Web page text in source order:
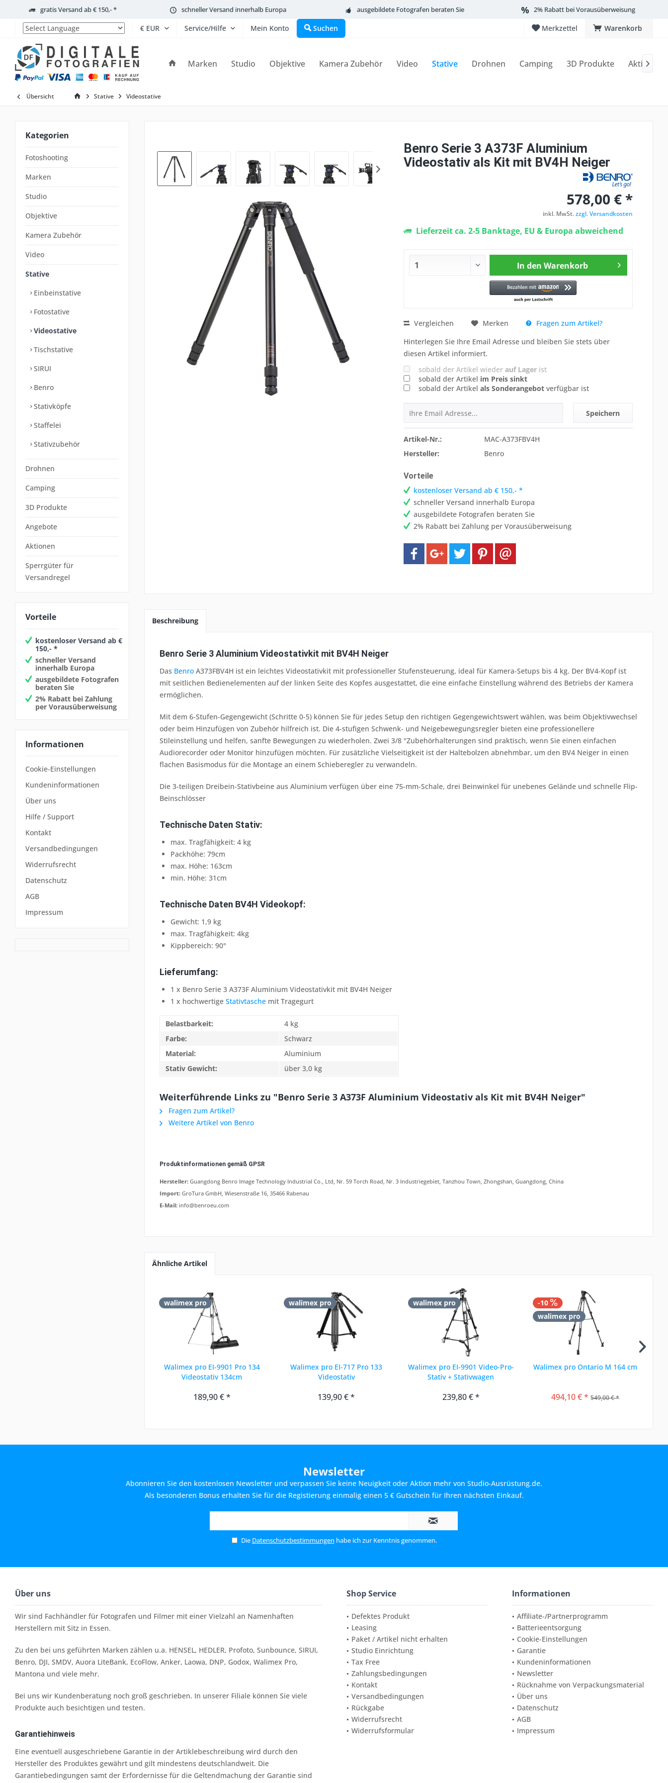
gratis Versand ab € 150,- * schneller Versand innerhalb Europa ausgebildete Fotografen beraten Sie 2% Rabatt bei Vorausüberweisung
Powered by
Warenkorb
Merkzettel
Service/Hilfe Mein Konto Suchen
Marken Studio Objektive Kamera Zubehör Video Stative Drohnen Camping 3D Produkte Aktionen

Übersicht Stative Videostative
Kategorien
Fotoshooting
Marken
Studio
Objektive
Kamera Zubehör
Video
Stative
Einbeinstative
Fotostative
Videostative
Tischstative
SIRUI
Benro
Stativköpfe
Staffelei
Stativzubehör
Drohnen
Camping
3D Produkte
Angebote
Aktionen
Sperrgüter für
Versandregel
Vorteile
kostenloser Versand ab €
150,- *
schneller Versand
innerhalb Europa
ausgebildete Fotografen
beraten Sie
2% Rabatt bei Zahlung
per Vorausüberweisung
Informationen
Cookie-Einstellungen
Kundeninformationen
Über uns
Hilfe / Support
Kontakt
Versandbedingungen
Widerrufsrecht
Datenschutz
AGB
Impressum
Benro Serie 3 A373F Aluminium
Videostativ als Kit mit BV4H Neiger
578,00 € *
inkl. MwSt.zzgl. Versandkosten
Lieferzeit ca. 2-5 Banktage, EU & Europa abweichend
In den Warenkorb
Vergleichen Merken
Fragen zum Artikel?
Hinterlegen Sie Ihre Email Adresse und bleiben Sie stets über
diesen Artikel informiert.
sobald der Artikel wieder auf Lagerist
sobald der Artikel im Preis sinkt
sobald der Artikel als Sonderangebotverfügbar ist
Speichern
Artikel-Nr.:
MAC-A373FBV4H
Hersteller:
Benro
Vorteile
kostenloser Versand ab € 150,- *
schneller Versand innerhalb Europa
ausgebildete Fotografen beraten Sie
2% Rabatt bei Zahlung per Vorausüberweisung
Beschreibung
Benro Serie 3 Aluminium Videostativkit mit BV4H Neiger
Das Benro A373FBV4H ist ein leichtes Videostativkit mit professioneller Stufensteuerung, ideal für Kamera-Setups bis 4 kg. Der BV4-Kopf ist
mit seitlichen Bedienelementen auf der linken Seite des Kopfes ausgestattet, die eine einfache Einstellung während des Betriebs der Kamera
ermöglichen.
Mit dem 6-Stufen-Gegengewicht (Schritte 0-5) können Sie für jedes Setup den richtigen Gegengewichtswert wählen, was beim Objektivwechsel
oder beim Hinzufügen von Zubehör hilfreich ist. Die 4-stufigen Schwenk- und Neigebewegungsregler bieten eine professionellere
Stileinstellung und helfen, sanfte Bewegungen zu wiederholen. Zwei 3/8 "Zubehörhalterungen sind praktisch, wenn Sie einen einfachen
Audiorecorder oder Monitor hinzufügen möchten. Für zusätzliche Vielseitigkeit ist der Haltebolzen abnehmbar, um den BV4 Neiger in einen
flachen Basismodus für die Montage an einem Schieberegler zu verwandeln.
Die 3-teiligen Dreibein-Stativbeine aus Aluminium verfügen über eine 75-mm-Schale, drei Beinwinkel für unebenes Gelände und schnelle Flip-
Beinschlösser
Technische Daten Stativ:
max. Tragfähigkeit: 4 kg
Packhöhe: 79cm
max. Höhe: 163cm
min. Höhe: 31cm
Technische Daten BV4H Videokopf:
Gewicht: 1,9 kg
max. Tragfähigkeit: 4kg
Kippbereich: 90°
Lieferumfang:
1 x Benro Serie 3 A373F Aluminium Videostativkit mit BV4H Neiger
1 x hochwertige Stativtasche mit Tragegurt
Belastbarkeit:
4 kg
Farbe:
Schwarz
Material:
Aluminium
Stativ Gewicht:
über 3,0 kg
Weiterführende Links zu "Benro Serie 3 A373F Aluminium Videostativ als Kit mit BV4H Neiger"
Fragen zum Artikel?
Weitere Artikel von Benro
Produktinformationen gemäß GPSR
Hersteller: Guangdong Benro Image Technology Industrial Co., Ltd, Nr. 59 Torch Road, Nr. 3 Industriegebiet, Tanzhou Town, Zhongshan, Guangdong, China
Import: GroTura GmbH, Wiesenstraße 16, 35466 Rabenau
E-Mail: info@benroeu.com
Ähnliche Artikel
walimex pro
Walimex pro EI-9901 Pro 134
Videostativ 134cm
189,90 € *
walimex pro
Walimex pro EI-717 Pro 133
Videostativ
139,90 € *
walimex pro
Walimex pro EI-9901 Video-Pro-
Stativ + Stativwagen
239,80 € *
-10
walimex pro
Walimex pro Ontario M 164 cm
494,10 € * 549,00 € *
Newsletter
Abonnieren Sie den kostenlosen Newsletter und verpassen Sie keine Neuigkeit oder Aktion mehr von Studio-Ausrüstung.de.
Als besonderen Bonus erhalten Sie für die Registierung einmalig einen 5 € Gutschein für Ihren nächsten Einkauf.
Die Datenschutzbestimmungen habe ich zur Kenntnis genommen.
Über uns
Wir sind Fachhändler für Fotografen und Filmer mit einer Vielzahl an Namenhaften
Herstellern mit Sitz in Essen.
Zu den bei uns geführten Marken zählen u.a. HENSEL, HEDLER, Profoto, Sunbounce, SIRUI,
Benro, DJI, SMDV, Auora LiteBank, EcoFlow, Anker, Laowa, DNP, Godox, Walimex Pro,
Mantona und viele mehr.
Bei uns wir Kundenberatung noch groß geschrieben. In unserer Filiale können Sie viele
Produkte auch besichtigen und testen.
Garantiehinweis
Eine eventuell ausgeschriebene Garantie in der Artiklebeschreibung wird durch den
Hersteller des Produktes gewährt und gilt mindestens deutschlandweit. Die
Garantiebedingungen samt der Erfordernisse für die Geltendmachung der Garantie sind
Shop Service
Defektes Produkt
Leasing
Paket / Artikel nicht erhalten
Studio Einrichtung
Tax Free
Zahlungsbedingungen
Kontakt
Versandbedingungen
Rückgabe
Widerrufsrecht
Widerrufsformular
Informationen
Affiliate-/Partnerprogramm
Batterieentsorgung
Cookie-Einstellungen
Garantie
Kundeninformationen
Newsletter
Rücknahme von Verpackungsmaterial
Über uns
Datenschutz
AGB
Impressum